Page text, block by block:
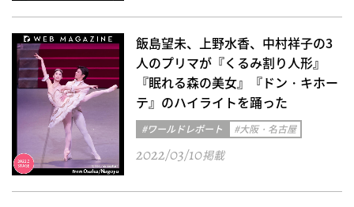
飯島望未、上野水香、中村祥子の3
人のプリマが『くるみ割り人形』
『眠れる森の美女』『ドン・キホー
テ』のハイライトを踊った
#ワールドレポート #大阪・名古屋
2022/03/10掲載